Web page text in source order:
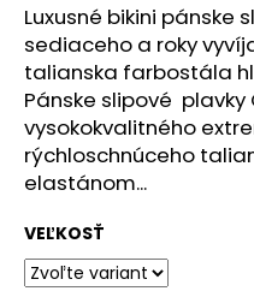
Luxusné bikini pánske
sediaceho a roky
talianska farbostála
Pánske slipové plavky
vysokokvalitného
rýchloschnúceho
elastánom...
VEĽKOSŤ
O
d
p
o
r
ú
č